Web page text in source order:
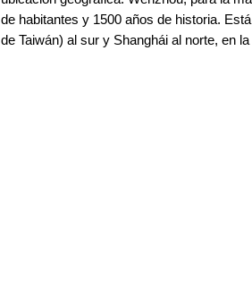
de habitantes y 1500 años de historia.
de Taiwán) al sur y Shanghái al norte, en